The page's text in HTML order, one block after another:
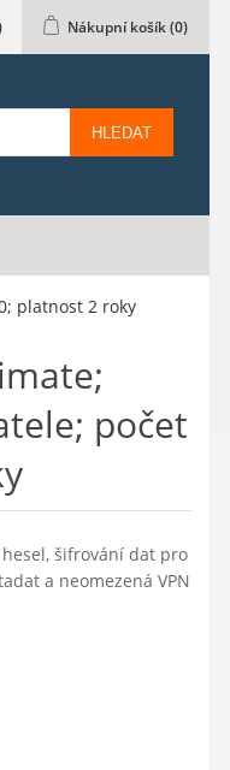
Nákupní košík(0)
HLEDAT
platnost 2 roky
počet
šifrování dat pro
a neomezená VPN